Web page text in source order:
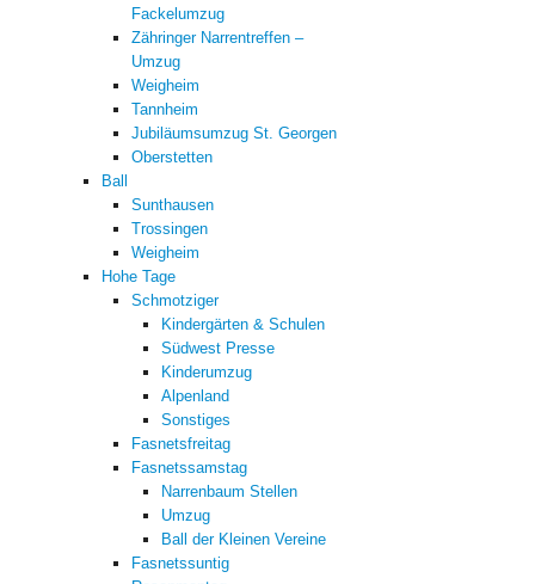
Fackelumzug
Zähringer Narrentreffen –
Umzug
Weigheim
Tannheim
Jubiläumsumzug St. Georgen
Oberstetten
Ball
Sunthausen
Trossingen
Weigheim
Hohe Tage
Schmotziger
Kindergärten & Schulen
Südwest Presse
Kinderumzug
Alpenland
Sonstiges
Fasnetsfreitag
Fasnetssamstag
Narrenbaum Stellen
Umzug
Ball der Kleinen Vereine
Fasnetssuntig